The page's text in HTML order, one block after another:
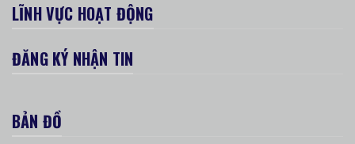
LĨNH VỰC HOẠT ĐỘNG
ĐĂNG KÝ NHẬN TIN
BẢN ĐỒ